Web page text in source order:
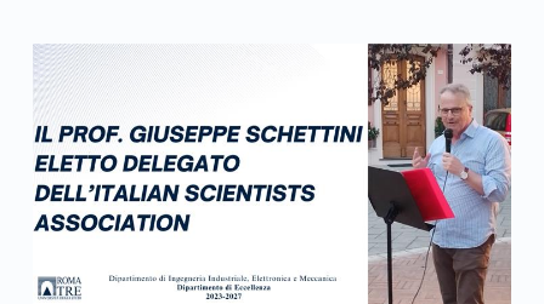
Link identifier archive #link-archive-thumb-soap-85164